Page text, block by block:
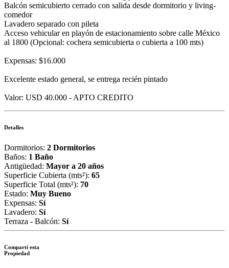
Balcón semicubierto cerrado con salida desde dormitorio y living-
comedor
Lavadero separado con pileta
Acceso vehicular en playón de estacionamiento sobre calle México
al 1800 (Opcional: cochera semicubierta o cubierta a 100 mts)
Expensas: $16.000
Excelente estado general, se entrega recién pintado
Valor: USD 40.000 - APTO CREDITO
Detalles
Dormitorios: 2 Dormitorios
Baños: 1 Baño
Antigüedad: Mayor a 20 años
Superficie Cubierta (mts²): 65
Superficie Total (mts²): 70
Estado: Muy Bueno
Expensas: Sí
Lavadero: Sí
Terraza - Balcón: Sí
Compartí esta
Propiedad